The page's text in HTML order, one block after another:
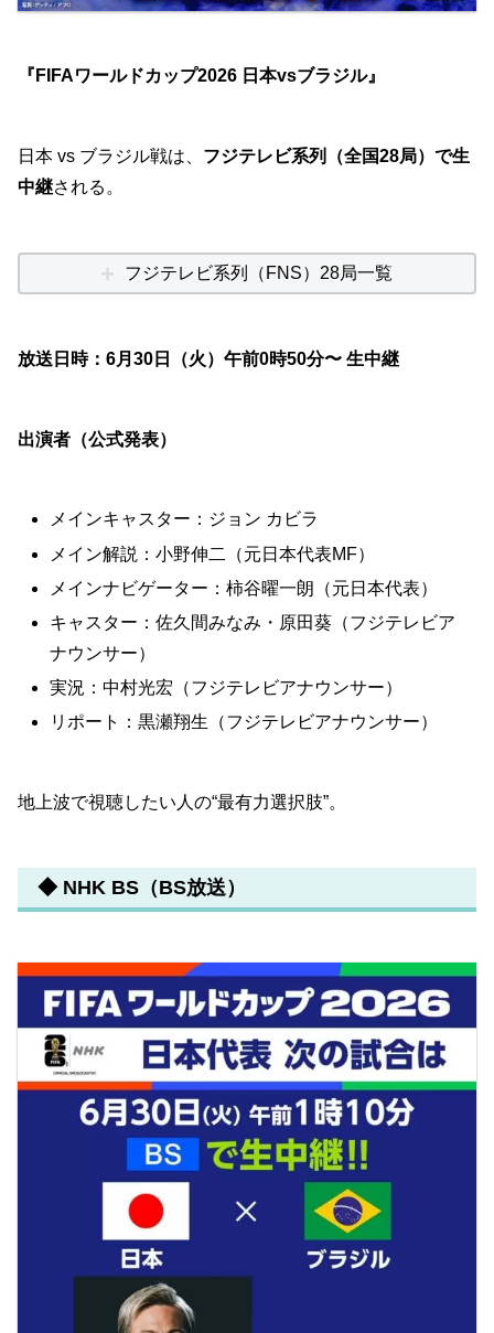
『FIFAワールドカップ2026 日本vsブラジル』
日本 vs ブラジル戦は、 フジテレビ系列（全国28局）で生
中継される。
フジテレビ系列（FNS）28局一覧
放送日時：6月30日（火）午前0時50分〜 生中継
出演者（公式発表）
メインキャスター：ジョン カビラ
メイン解説：小野伸二（元日本代表MF）
メインナビゲーター：柿谷曜一朗（元日本代表）
キャスター：佐久間みなみ・原田葵（フジテレビア
ナウンサー）
実況：中村光宏（フジテレビアナウンサー）
リポート：黒瀬翔生（フジテレビアナウンサー）
地上波で視聴したい人の“最有力選択肢”。
◆ NHK BS（BS放送）